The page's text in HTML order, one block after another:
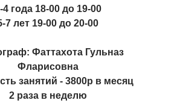
4 года 18-00 до 19-00
7 лет 19-00 до 20-00
Фаттахота Гульназ
Фларисовна
занятий - 3800р в месяц
2 раза в неделю